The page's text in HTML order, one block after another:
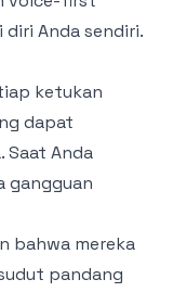
Anda sendiri.
ketukan
dapat
Saat Anda
gangguan
bahwa mereka
pandang